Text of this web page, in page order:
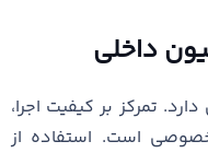
تمرکز بر کیفیت اجرا،
است. استفاده از